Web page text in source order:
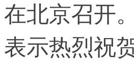
在北京召开
表示热烈祝贺